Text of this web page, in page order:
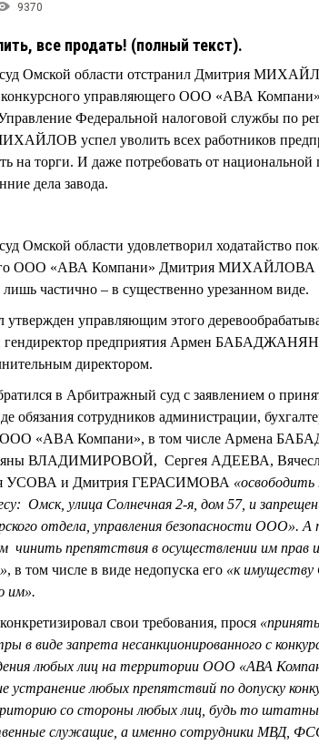
9370
все продать! (полный текст).
суд Омской области отстранил Дмитрия
конкурсного управляющего ООО «АВА
Федеральной налоговой службы по
успел уволить всех работников
на торги. И даже потребовать от
дела завода.
Омской области удовлетворил ходатайство
ООО «АВА Компани» Дмитрия МИХАЙЛОВА
частично – в существенно урезанном виде.
управляющим этого
гендиректор предприятия Армен
директором.
в Арбитражный суд с заявлением о
обязания сотрудников администрации,
ООО «ABA Компани», в том числе Армена
ВЛАДИМИРОВОЙ, Сергея АДЕЕВА,
УСОВА и Дмитрия ГЕРАСИМОВА
Омск, улица Солнечная 2-я, дом 57, и
отдела, управления безопасности ООО».
чинить препятствия в осуществлении им прав
, в том числе в виде недопуска его «к
им».
свои требования, прося «принять
в виде запрета несанкционированного с
любых лиц на территории ООО «АВА
устранение любых препятствий по допуску
со стороны любых лиц, будь то
служащие, а именно сотрудники МВД,